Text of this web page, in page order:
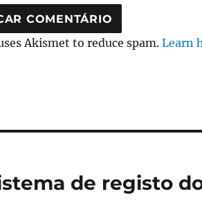
Akismet to reduce spam.Learn
de registo